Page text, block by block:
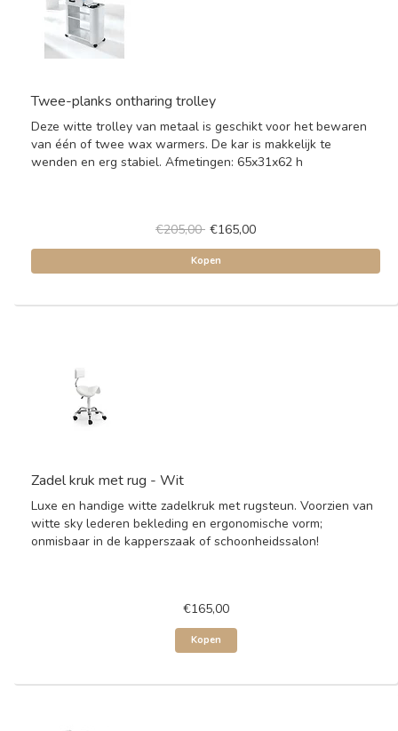
Twee-planks ontharing trolley
Deze witte trolley van metaal is geschikt voor het bewaren
van één of twee wax warmers. De kar is makkelijk te
wenden en erg stabiel. Afmetingen: 65x31x62 h
€205,00 €165,00
Kopen
Zadel kruk met rug - Wit
Luxe en handige witte zadelkruk met rugsteun. Voorzien van
witte sky lederen bekleding en ergonomische vorm;
onmisbaar in de kapperszaak of schoonheidssalon!
€165,00
Kopen